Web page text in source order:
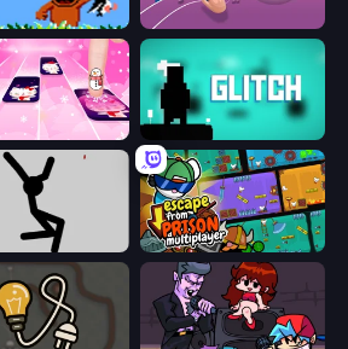
Perfect Piano
Escape From Prison Multiplayer